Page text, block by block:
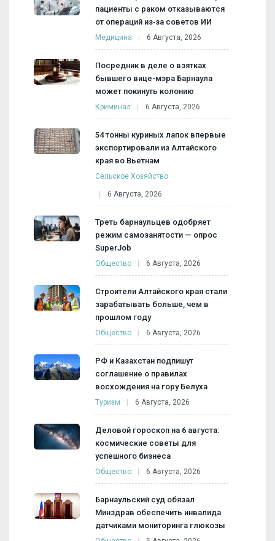
пациенты с раком отказываются
от операций из‑за советов ИИ
Медицина 6 Августа, 2026
Посредник в деле о взятках
бывшего вице-мэра Барнаула
может покинуть колонию
Криминал 6 Августа, 2026
54 тонны куриных лапок впервые
экспортировали из Алтайского
края во Вьетнам
Сельское Хозяйство
6 Августа, 2026
Треть барнаульцев одобряет
режим самозанятости — опрос
SuperJob
Общество 6 Августа, 2026
Строители Алтайского края стали
зарабатывать больше, чем в
прошлом году
Общество 6 Августа, 2026
РФ и Казахстан подпишут
соглашение о правилах
восхождения на гору Белуха
Туризм 6 Августа, 2026
Деловой гороскоп на 6 августа:
космические советы для
успешного бизнеса
Общество 6 Августа, 2026
Барнаульский суд обязал
Минздрав обеспечить инвалида
датчиками мониторинга глюкозы